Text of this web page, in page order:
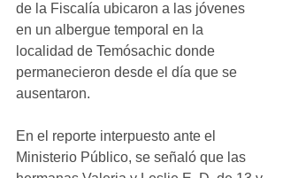
de la Fiscalía ubicaron a las jóvenes
en un albergue temporal en la
localidad de Temósachic donde
permanecieron desde el día que se
ausentaron.
En el reporte interpuesto ante el
Ministerio Público, se señaló que las